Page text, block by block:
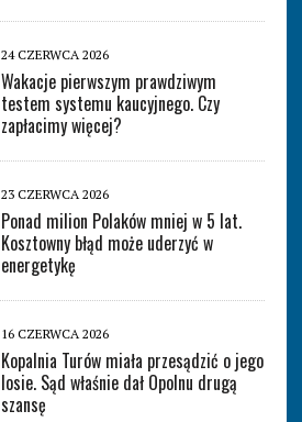
24 CZERWCA 2026
Wakacje pierwszym prawdziwym
testem systemu kaucyjnego. Czy
zapłacimy więcej?
23 CZERWCA 2026
Ponad milion Polaków mniej w 5 lat.
Kosztowny błąd może uderzyć w
energetykę
16 CZERWCA 2026
Kopalnia Turów miała przesądzić o jego
losie. Sąd właśnie dał Opolnu drugą
szansę